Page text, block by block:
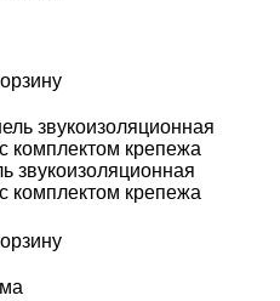
звукоизоляционная
комплектом крепежа